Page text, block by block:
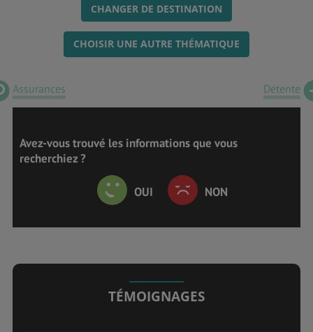
CHANGER DE DESTINATION
CHOISIR UNE AUTRE THÉMATIQUE
Assurances Détente
Avez-vous trouvé les informations que vous
recherchiez ?
OUI NON
TÉMOIGNAGES